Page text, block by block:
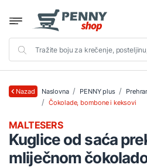
Nazad Naslovna PENNY plus
Čokolade, bombone i keksovi
Kuglice od saća
mliječnom
MALTESERS